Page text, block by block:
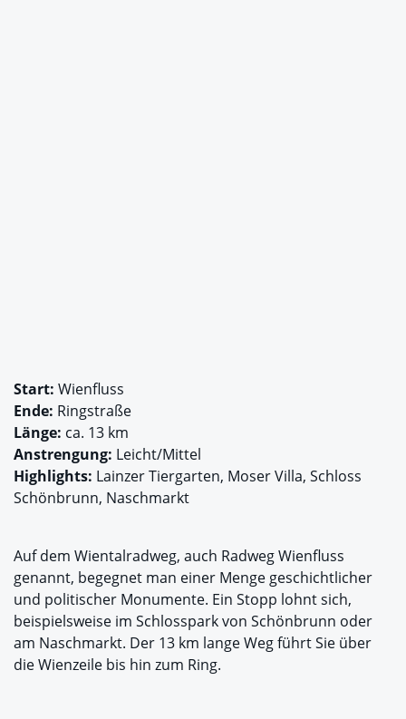
Start: Wienfluss
Ende: Ringstraße
Länge: ca. 13 km
Anstrengung: Leicht/Mittel
Highlights: Lainzer Tiergarten, Moser Villa, Schloss
Schönbrunn, Naschmarkt
Auf dem Wientalradweg, auch Radweg Wienfluss
genannt, begegnet man einer Menge geschichtlicher
und politischer Monumente. Ein Stopp lohnt sich,
beispielsweise im Schlosspark von Schönbrunn oder
am Naschmarkt. Der 13 km lange Weg führt Sie über
die Wienzeile bis hin zum Ring.